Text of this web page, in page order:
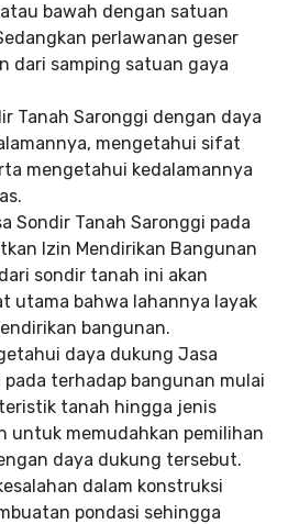
bawah dengan satuan
perlawanan geser
dari samping satuan gaya
Tanah Saronggi dengan daya
mengetahui sifat
mengetahui kedalamannya
Sondir Tanah Saronggi pada
Izin Mendirikan Bangunan
sondir tanah ini akan
utama bahwa lahannya layak
bangunan.
daya dukung Jasa
terhadap bangunan mulai
tanah hingga jenis
untuk memudahkan pemilihan
daya dukung tersebut.
dalam konstruksi
pondasi sehingga